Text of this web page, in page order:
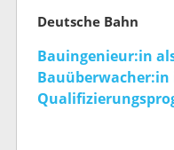
Deutsche Bahn
Bauingenieur:in
Bauüberwacher:in